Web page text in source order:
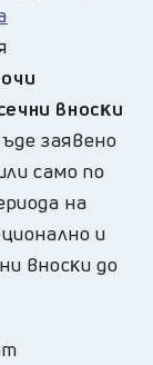
внocĸи
зaявeнo
caмo пo
нa
и
внocĸи дo